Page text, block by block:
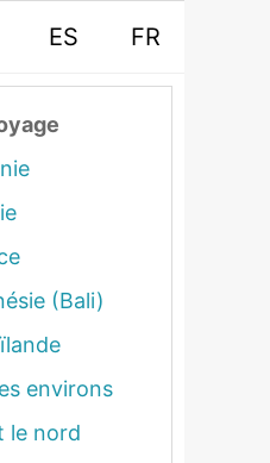
ES FR
(Bali)
environs
le nord